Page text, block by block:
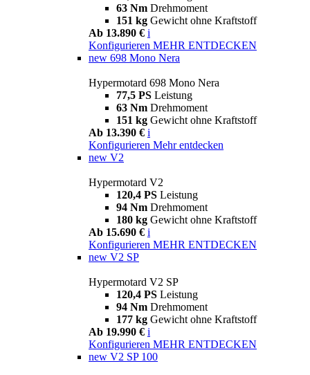
63 Nm Drehmoment
151 kg Gewicht ohne Kraftstoff
Ab 13.890 € i
Konfigurieren MEHR ENTDECKEN
new 698 Mono Nera
Hypermotard 698 Mono Nera
77,5 PS Leistung
63 Nm Drehmoment
151 kg Gewicht ohne Kraftstoff
Ab 13.390 € i
Konfigurieren Mehr entdecken
new V2
Hypermotard V2
120,4 PS Leistung
94 Nm Drehmoment
180 kg Gewicht ohne Kraftstoff
Ab 15.690 € i
Konfigurieren MEHR ENTDECKEN
new V2 SP
Hypermotard V2 SP
120,4 PS Leistung
94 Nm Drehmoment
177 kg Gewicht ohne Kraftstoff
Ab 19.990 € i
Konfigurieren MEHR ENTDECKEN
new V2 SP 100